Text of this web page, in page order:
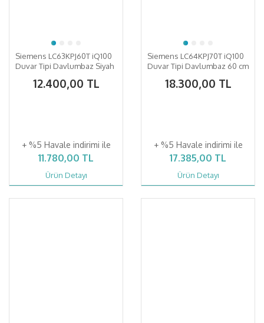
Siemens LC63KPJ60T iQ100
Duvar Tipi Davlumbaz Siyah
12.400,00 TL
+ %5 Havale indirimi ile
11.780,00 TL
Ürün Detayı
Siemens LC64KPJ70T iQ100
Duvar Tipi Davlumbaz 60 cm
18.300,00 TL
+ %5 Havale indirimi ile
17.385,00 TL
Ürün Detayı